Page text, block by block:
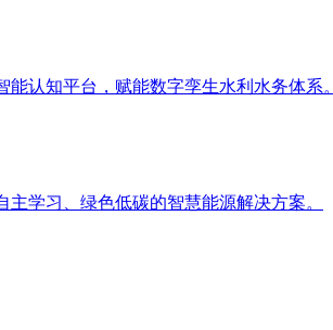
认知平台，赋能数字孪生水利水务体系。
学习、绿色低碳的智慧能源解决方案。